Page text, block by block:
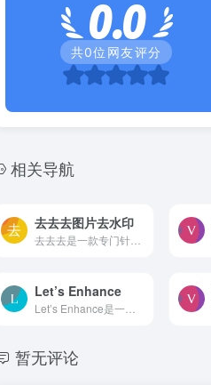
0.0
共0位网友评分
相关导航
去去去图片去水印
Let’s Enhance
暂无评论